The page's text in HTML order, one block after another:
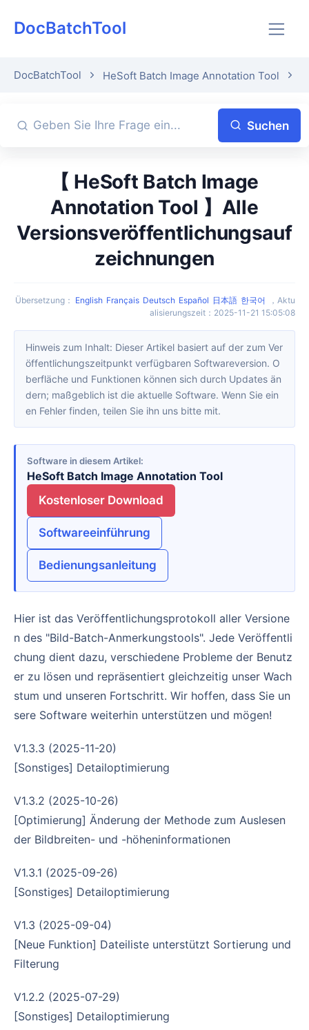
DocBatchTool
DocBatchTool HeSoft Batch Image Annotation Tool
Suchen
【 HeSoft Batch Image
Annotation Tool 】Alle
Versionsveröffentlichungsauf
zeichnungen
Übersetzung ： English Français Deutsch Español 日本語 한국어 ， Aktu
alisierungszeit ： 2025-11-21 15:05:08
Hinweis zum Inhalt: Dieser Artikel basiert auf der zum Ver
öffentlichungszeitpunkt verfügbaren Softwareversion. O
berfläche und Funktionen können sich durch Updates än
dern; maßgeblich ist die aktuelle Software. Wenn Sie ein
en Fehler finden, teilen Sie ihn uns bitte mit.
Software in diesem Artikel
HeSoft Batch Image Annotation Tool
Kostenloser Download
Softwareeinführung
Bedienungsanleitung
Hier ist das Veröffentlichungsprotokoll aller Versione
n des "Bild-Batch-Anmerkungstools". Jede Veröffentli
chung dient dazu, verschiedene Probleme der Benutz
er zu lösen und repräsentiert gleichzeitig unser Wach
stum und unseren Fortschritt. Wir hoffen, dass Sie un
sere Software weiterhin unterstützen und mögen!
v1.3.3 (2025-11-20)
[Sonstiges] Detailoptimierung
v1.3.2 (2025-10-26)
[Optimierung] Änderung der Methode zum Auslesen
der Bildbreiten- und -höheninformationen
v1.3.1 (2025-09-26)
[Sonstiges] Detailoptimierung
v1.3 (2025-09-04)
[Neue Funktion] Dateiliste unterstützt Sortierung und
Filterung
v1.2.2 (2025-07-29)
[Sonstiges] Detailoptimierung